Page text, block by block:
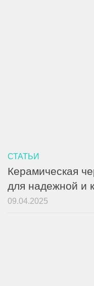
СТАТЬИ
Керамическая
для надежной и
09.04.2025